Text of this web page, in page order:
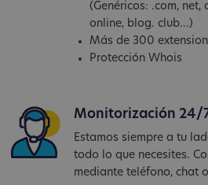
(Genéricos: .com, net,
online, blog. club...)
Más de 300
Protección Whois
Monitorización 24/
Estamos siempre a tu
todo lo que necesites.
mediante teléfono, chat